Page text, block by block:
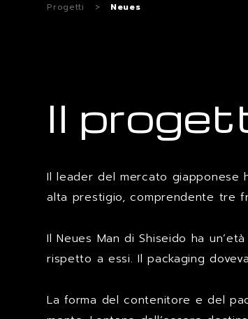
Progetti > Neues
Il
Il leader del mercato giapponese
alta prestigio, comprendente tre
Il Neues Man di Shiseido ha
rispetto a essi. Il packaging
La forma del contenitore e del